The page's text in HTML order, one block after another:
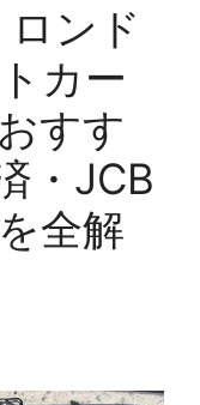
ロンド
カー
すす
・JCB
全解